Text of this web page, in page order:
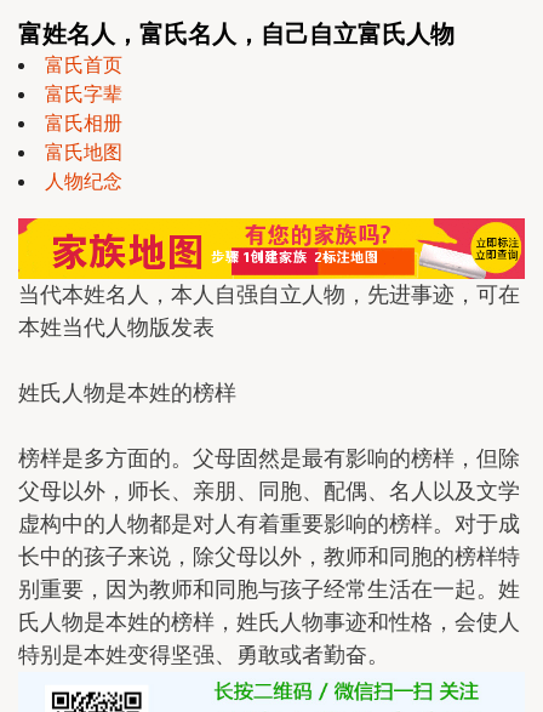
富姓名人，富氏名人，自己自立富氏人物
富氏首页
富氏字辈
富氏相册
富氏地图
人物纪念
当代本姓名人，本人自强自立人物，先进事迹，可在
本姓当代人物版发表
姓氏人物是本姓的榜样
榜样是多方面的。父母固然是最有影响的榜样，但除
父母以外，师长、亲朋、同胞、配偶、名人以及文学
虚构中的人物都是对人有着重要影响的榜样。对于成
长中的孩子来说，除父母以外，教师和同胞的榜样特
别重要，因为教师和同胞与孩子经常生活在一起。姓
氏人物是本姓的榜样，姓氏人物事迹和性格，会使人
特别是本姓变得坚强、勇敢或者勤奋。